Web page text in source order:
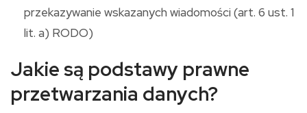
przekazywanie wskazanych wiadomości (art. 6 ust. 1
lit. a) RODO)
Jakie są podstawy prawne
przetwarzania danych?